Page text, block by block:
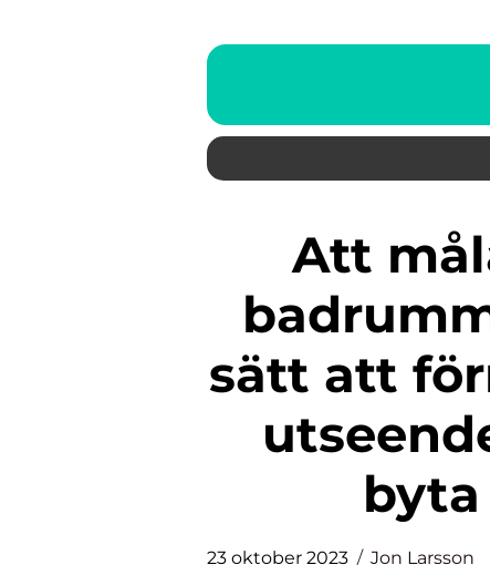
Att måla en plastmatta i
sätt att
23 oktober 2023 Jon Larsson